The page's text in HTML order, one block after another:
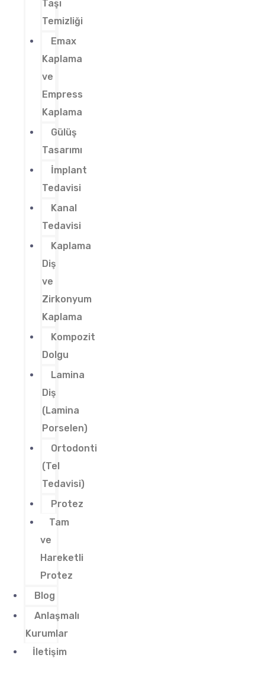
Taşı
Temizliği
Emax
Kaplama
ve
Empress
Kaplama
Gülüş
Tasarımı
İmplant
Tedavisi
Kanal
Tedavisi
Kaplama
Diş
ve
Zirkonyum
Kaplama
Kompozit
Dolgu
Lamina
Diş
(Lamina
Porselen)
Ortodonti
(Tel
Tedavisi)
Protez
Tam
ve
Hareketli
Protez
Blog
Anlaşmalı
Kurumlar
İletişim